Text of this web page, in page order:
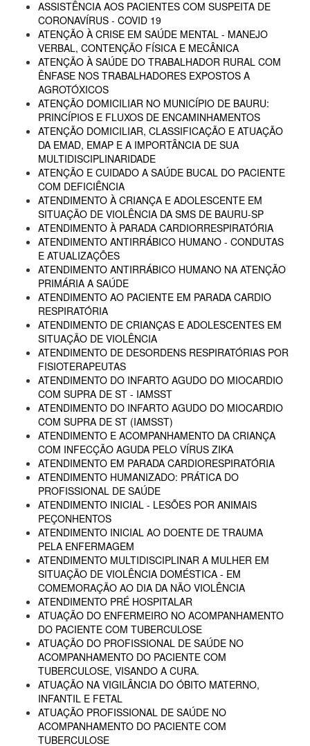
ASSISTÊNCIA AOS PACIENTES COM SUSPEITA DE
CORONAVÍRUS - COVID 19
ATENÇÃO À CRISE EM SAÚDE MENTAL - MANEJO
VERBAL, CONTENÇÃO FÍSICA E MECÂNICA
ATENÇÃO À SAÚDE DO TRABALHADOR RURAL COM
ÊNFASE NOS TRABALHADORES EXPOSTOS A
AGROTÓXICOS
ATENÇÃO DOMICILIAR NO MUNICÍPIO DE BAURU:
PRINCÍPIOS E FLUXOS DE ENCAMINHAMENTOS
ATENÇÃO DOMICILIAR, CLASSIFICAÇÃO E ATUAÇÃO
DA EMAD, EMAP E A IMPORTÂNCIA DE SUA
MULTIDISCIPLINARIDADE
ATENÇÃO E CUIDADO A SAÚDE BUCAL DO PACIENTE
COM DEFICIÊNCIA
ATENDIMENTO À CRIANÇA E ADOLESCENTE EM
SITUAÇÃO DE VIOLÊNCIA DA SMS DE BAURU-SP
ATENDIMENTO À PARADA CARDIORRESPIRATÓRIA
ATENDIMENTO ANTIRRÁBICO HUMANO - CONDUTAS
E ATUALIZAÇÕES
ATENDIMENTO ANTIRRÁBICO HUMANO NA ATENÇÃO
PRIMÁRIA A SAÚDE
ATENDIMENTO AO PACIENTE EM PARADA CARDIO
RESPIRATÓRIA
ATENDIMENTO DE CRIANÇAS E ADOLESCENTES EM
SITUAÇÃO DE VIOLÊNCIA
ATENDIMENTO DE DESORDENS RESPIRATÓRIAS POR
FISIOTERAPEUTAS
ATENDIMENTO DO INFARTO AGUDO DO MIOCARDIO
COM SUPRA DE ST - IAMSST
ATENDIMENTO DO INFARTO AGUDO DO MIOCARDIO
COM SUPRA DE ST (IAMSST)
ATENDIMENTO E ACOMPANHAMENTO DA CRIANÇA
COM INFECÇÃO AGUDA PELO VÍRUS ZIKA
ATENDIMENTO EM PARADA CARDIORESPIRATÓRIA
ATENDIMENTO HUMANIZADO: PRÁTICA DO
PROFISSIONAL DE SAÚDE
ATENDIMENTO INICIAL - LESÕES POR ANIMAIS
PEÇONHENTOS
ATENDIMENTO INICIAL AO DOENTE DE TRAUMA
PELA ENFERMAGEM
ATENDIMENTO MULTIDISCIPLINAR A MULHER EM
SITUAÇÃO DE VIOLÊNCIA DOMÉSTICA - EM
COMEMORAÇÃO AO DIA DA NÃO VIOLÊNCIA
ATENDIMENTO PRÉ HOSPITALAR
ATUAÇÃO DO ENFERMEIRO NO ACOMPANHAMENTO
DO PACIENTE COM TUBERCULOSE
ATUAÇÃO DO PROFISSIONAL DE SAÚDE NO
ACOMPANHAMENTO DO PACIENTE COM
TUBERCULOSE, VISANDO A CURA.
ATUAÇÃO NA VIGILÂNCIA DO ÓBITO MATERNO,
INFANTIL E FETAL
ATUAÇÃO PROFISSIONAL DE SAÚDE NO
ACOMPANHAMENTO DO PACIENTE COM
TUBERCULOSE